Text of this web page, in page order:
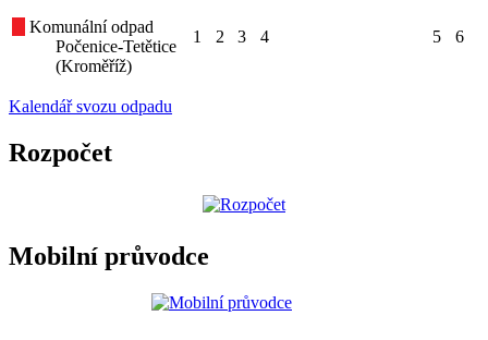
Komunální odpad
Počenice-Tetětice
(Kroměříž)
1 2 3 4 5 6
Kalendář svozu odpadu
Rozpočet
Mobilní průvodce